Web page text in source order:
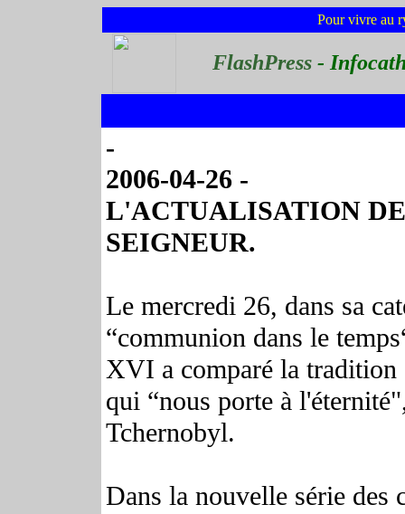
Pour vivre au
FlashPress-
-
2006-04-26 -
L'ACTUALISATION
SEIGNEUR.
Le mercredi 26, dans sa
“communion dans le
XVI a comparé la tradition
qui “nous porte à
Tchernobyl.
Dans la nouvelle série des